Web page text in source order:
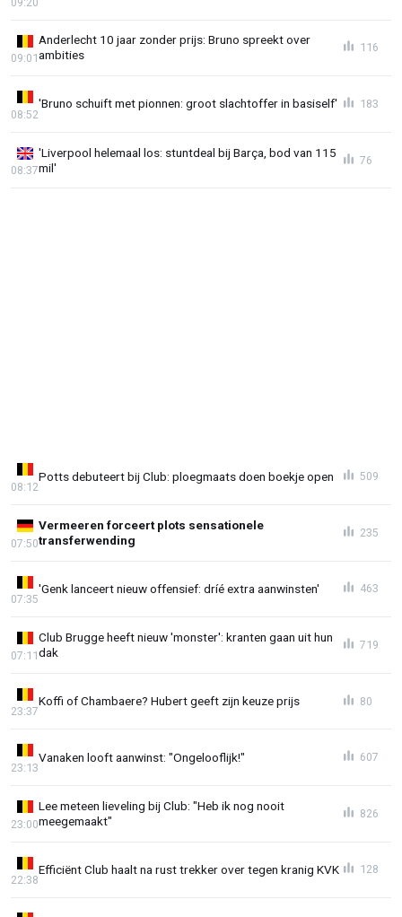
Anderlecht 10 jaar zonder prijs: Bruno spreekt over
ambities
09:01
116
'Bruno schuift met pionnen: groot slachtoffer in basiself'
08:52
183
'Liverpool helemaal los: stuntdeal bij Barça, bod van 115
mil'
08:37
76
Potts debuteert bij Club: ploegmaats doen boekje open
08:12
509
Vermeeren forceert plots sensationele
transferwending
07:50
235
'Genk lanceert nieuw offensief: dríé extra aanwinsten'
07:35
463
Club Brugge heeft nieuw 'monster': kranten gaan uit hun
dak
07:11
719
Koffi of Chambaere? Hubert geeft zijn keuze prijs
23:37
80
Vanaken looft aanwinst: "Ongelooflijk!"
23:13
607
Lee meteen lieveling bij Club: "Heb ik nog nooit
meegemaakt"
23:00
826
Efficiënt Club haalt na rust trekker over tegen kranig KVK
22:38
128